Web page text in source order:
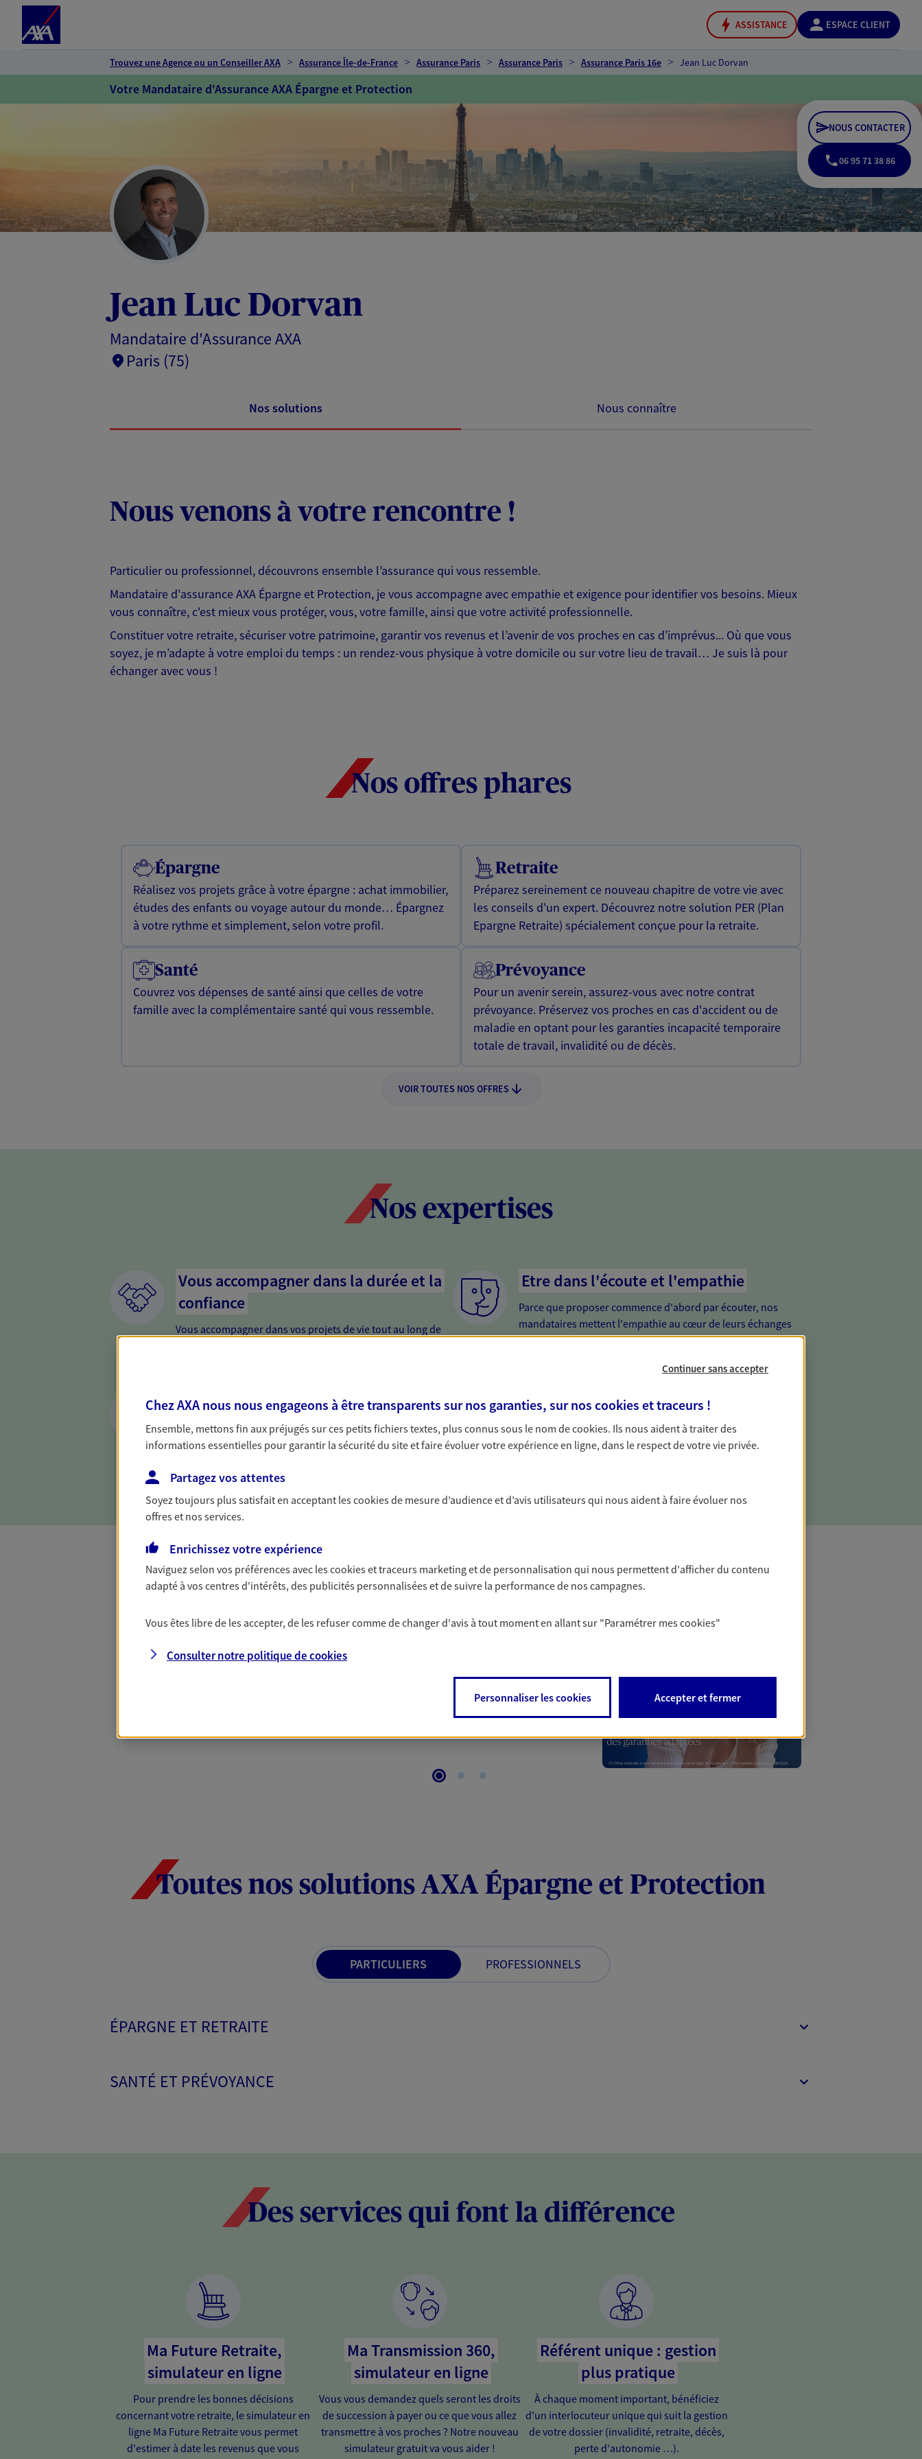
ASSISTANCE ESPACE CLIENT
Trouvez une Agence ou un Conseiller AXA Assurance Île-de-France Assurance Paris Assurance Paris Assurance Paris 16e Jean Luc Dorvan
Votre Mandataire d'Assurance AXA Épargne et Protection
Jean Luc Dorvan
Mandataire d'Assurance AXA
Paris (75)
NOUS CONTACTER
06 95 71 38 86
Nos solutions Nous connaître
Nous venons à votre rencontre !
Particulier ou professionnel, découvrons ensemble l’assurance qui vous ressemble.
Mandataire d'assurance AXA Épargne et Protection, je vous accompagne avec empathie et exigence pour identifier vos besoins. Mieux
vous connaître, c'est mieux vous protéger, vous, votre famille, ainsi que votre activité professionnelle.
Constituer votre retraite, sécuriser votre patrimoine, garantir vos revenus et l’avenir de vos proches en cas d’imprévus... Où que vous
soyez, je m’adapte à votre emploi du temps : un rendez-vous physique à votre domicile ou sur votre lieu de travail… Je suis là pour
échanger avec vous !
Nos offres phares
Épargne
Réalisez vos projets grâce à votre épargne : achat immobilier,
études des enfants ou voyage autour du monde… Épargnez
à votre rythme et simplement, selon votre profil.
Retraite
Préparez sereinement ce nouveau chapitre de votre vie avec
les conseils d'un expert. Découvrez notre solution PER (Plan
Epargne Retraite) spécialement conçue pour la retraite.
Santé
Couvrez vos dépenses de santé ainsi que celles de votre
famille avec la complémentaire santé qui vous ressemble.
Prévoyance
Pour un avenir serein, assurez-vous avec notre contrat
prévoyance. Préservez vos proches en cas d'accident ou de
maladie en optant pour les garanties incapacité temporaire
totale de travail, invalidité ou de décès.
VOIR TOUTES NOS OFFRES
Nos expertises
Vous accompagner dans la durée et la
confiance
Vous accompagner dans vos projets de vie tout au long de
Etre dans l'écoute et l'empathie
Parce que proposer commence d'abord par écouter, nos
mandataires mettent l'empathie au cœur de leurs échanges
pour mieux comprendre vos besoins et mieux vous soutenir
Anticiper et préparer votre retraite
Il n'est jamais ni trop tôt, ni trop tard pour préparer votre
retraite. Nous vous aidons à trouver les solutions pour
maintenir votre qualité de vie et profiter pleinement de cette
nouvelle étape : PER, assurance vie...
Etre proche de vous, tout simplement
Avoir un interlocuteur proche de vous, facilement joignable,
cela change tout. Une relation de proximité est toujours une
relation de qualité.
Complémentaire Santé
Et si préserver votre budget, c’était aussi prendre soin de votre santé ? Avec le contrat Ma
Santé d’AXA, adaptez vos garanties à votre budget et situation tout en profitant de –10% sur
votre cotisation, si vous avez 60 ans et plus ; et si vous êtes un travailleur non salarié.
Contactez-nous pour plus d’information sur l’offre et ses conditions.
Toutes nos solutions AXA Épargne et Protection
PARTICULIERS PROFESSIONNELS
ÉPARGNE ET RETRAITE
SANTÉ ET PRÉVOYANCE
Des services qui font la différence
Ma Future Retraite,
simulateur en ligne
Pour prendre les bonnes décisions
concernant votre retraite, le simulateur en
ligne Ma Future Retraite vous permet
d'estimer à date les revenus que vous
Ma Transmission 360,
simulateur en ligne
Vous vous demandez quels seront les droits
de succession à payer ou ce que vous allez
transmettre à vos proches ? Notre nouveau
simulateur gratuit va vous aider !
Référent unique : gestion
plus pratique
À chaque moment important, bénéficiez
d'un interlocuteur unique qui suit la gestion
de votre dossier (invalidité, retraite, décès,
perte d'autonomie …).
Continuer sans accepter
Chez AXA nous nous engageons à être transparents sur nos garanties, sur nos cookies et traceurs !
Ensemble, mettons fin aux préjugés sur ces petits fichiers textes, plus connus sous le nom decookies. Ils nous aident à traiter des
informations essentielles pour garantir la sécurité du site et faire évoluer votre expérience en ligne, dans le respect de votre vie privée.
Partagez vos attentes
Soyez toujours plus satisfait en acceptant lescookiesde mesure d’audience et d’avis utilisateurs qui nous aident à faire évoluer nos
offres et nos services.
Enrichissez votre expérience
Naviguez selon vos préférences avec lescookies et traceurs marketing et de personnalisation qui nous permettent d'afficher du contenu
adapté à vos centres d'intérêts, des publicités personnalisées et de suivre la performance de nos campagnes.
Vous êtes libre de les accepter, de les refuser comme de changer d'avis à tout moment en allant sur "Paramétrer mescookies"
Consulter notre politique decookies
Personnaliser les cookies Accepter et fermer